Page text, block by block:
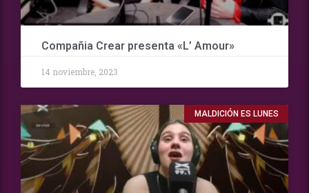
Compañia Crear presenta «L’ Amour»
14 noviembre, 2023
MALDICIÓN ES LUNES